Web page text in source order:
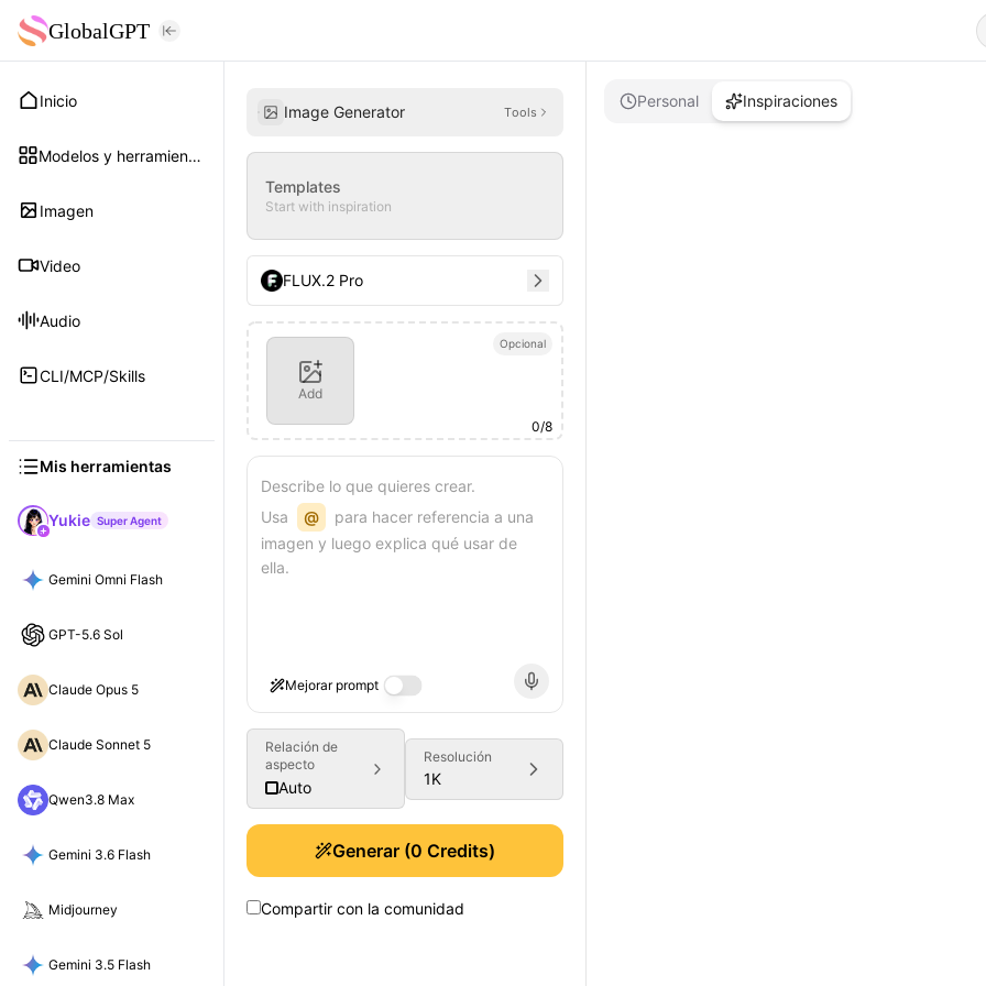
GlobalGPT
Inicio
Modelos y herramientas
Imagen
Video
Audio
CLI/MCP/Skills
Mis herramientas
Yukie Super Agent
Gemini Omni Flash
GPT-5.6 Sol
Claude Opus 5
Claude Sonnet 5
Qwen3.8 Max
Gemini 3.6 Flash
Midjourney
Gemini 3.5 Flash
Image Generator Tools
Templates
Start with inspiration
FLUX.2 Pro
Opcional
Add
0/8
Describe lo que quieres crear.
Usa
@
para hacer referencia a una
imagen y luego explica qué usar de
ella.
Mejorar prompt
Relación de
aspecto
Auto
Resolución
1K
Generar (0 Credits)
Compartir con la comunidad
Personal Inspiraciones